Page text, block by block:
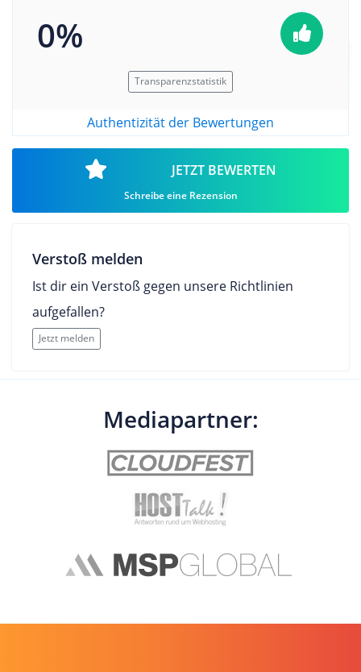
0%
Transparenzstatistik
Authentizität der Bewertungen
JETZT BEWERTEN
Schreibe eine Rezension
Verstoß melden
Ist dir ein Verstoß gegen unsere Richtlinien
aufgefallen?
Jetzt melden
Mediapartner: